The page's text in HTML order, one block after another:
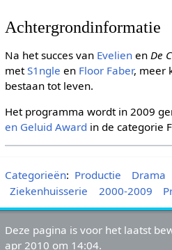
Achtergrondinformatie
Na het succes van Evelienen De
metS1ngle en Floor Faber, meer
bestaan tot leven.
Het programma wordt in 2009
en Geluid Award in de categorie
Categorieën: Productie Drama
Ziekenhuisserie
2000-2009
Deze pagina is voor het laatst
apr 2010 om 14:04.